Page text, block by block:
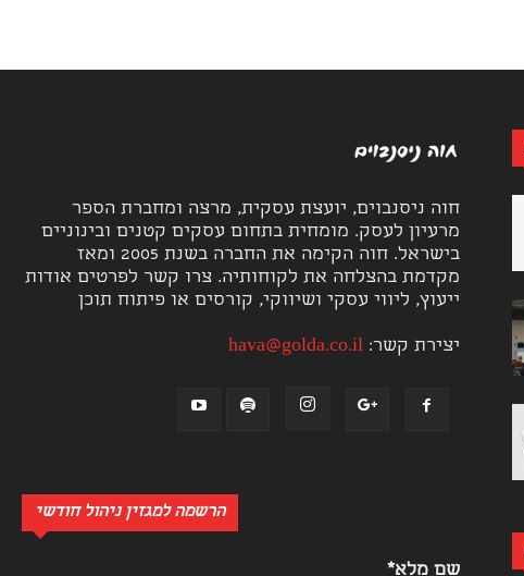
חוה ניסנבוים, יועצת עסקית, מרצה ומחברת הספר
מרעיון לעסק. מומחית בתחום עסקים קטנים ובינוניים
בישראל. חוה הקימה את החברה בשנת 2005 ומאז
מקדמת בהצלחה את לקוחותיה. צרו קשר לפרטים אודות
ייעוץ, ליווי עסקי ושיווקי, קורסים או פיתוח תוכן
יצירת קשר:hava@golda.co.il
הרשמה למגזין ניהול חודשי
שם מלא*